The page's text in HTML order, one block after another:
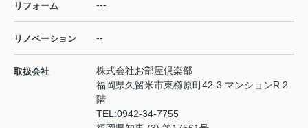
リフォーム ---
リノベーション --
取扱会社
株式会社お部屋倶楽部
福岡県久留米市東櫛原町42-3 マンションR 2
階
TEL:0942-34-7755